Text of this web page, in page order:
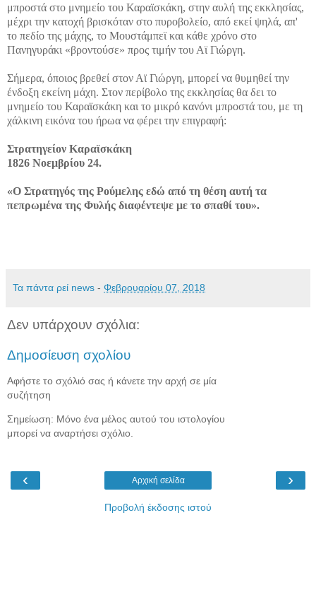
μπροστά στο μνημείο του Καραϊσκάκη, στην αυλή της εκκλησίας,
μέχρι την κατοχή βρισκόταν στο πυροβολείο, από εκεί ψηλά, απ'
το πεδίο της μάχης, το Μουστάμπεϊ και κάθε χρόνο στο
Πανηγυράκι «βροντούσε» προς τιμήν του Αϊ Γιώργη.
Σήμερα, όποιος βρεθεί στον Αϊ Γιώργη, μπορεί να θυμηθεί την
ένδοξη εκείνη μάχη. Στον περίβολο της εκκλησίας θα δει το
μνημείο του Καραϊσκάκη και το μικρό κανόνι μπροστά του, με τη
χάλκινη εικόνα του ήρωα να φέρει την επιγραφή:
Στρατηγείον Καραϊσκάκη
1826 Νοεμβρίου 24.
«Ο Στρατηγός της Ρούμελης εδώ από τη θέση αυτή τα
πεπρωμένα της Φυλής διαφέντεψε με το σπαθί του».
Τα πάντα ρεί news - Φεβρουαρίου 07, 2018
Δεν υπάρχουν σχόλια:
Δημοσίευση σχολίου
Αφήστε το σχόλιό σας ή κάνετε την αρχή σε μία
συζήτηση
Σημείωση: Μόνο ένα μέλος αυτού του ιστολογίου
μπορεί να αναρτήσει σχόλιο.
‹ ›
Αρχική σελίδα
Προβολή έκδοσης ιστού